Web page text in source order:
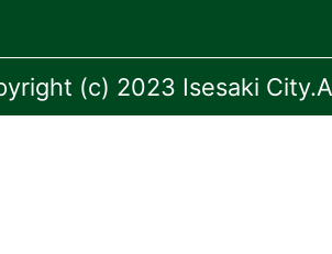
(c) 2023 Isesaki